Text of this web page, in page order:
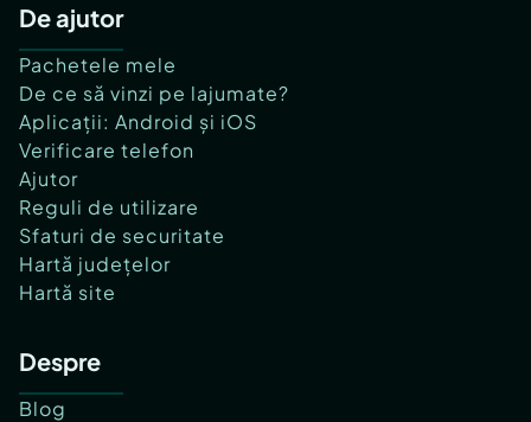
De ajutor
Pachetele mele
De ce să vinzi pe lajumate?
Aplicații: Android și iOS
Verificare telefon
Ajutor
Reguli de utilizare
Sfaturi de securitate
Hartă județelor
Hartă site
Despre
Blog